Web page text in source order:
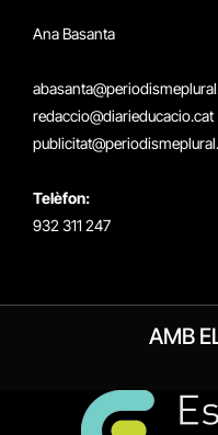
Ana Basanta
redaccio@diarieducacio.cat
Telèfon:
932 311 247
AMB